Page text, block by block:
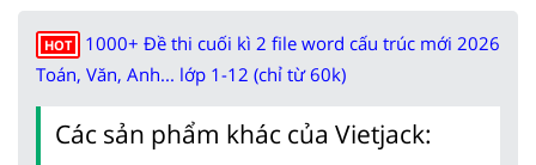
HOT
1000+ Đề thi cuối kì 2 file word cấu trúc mới 2026
Toán, Văn, Anh... lớp 1-12 (chỉ từ 60k)
Các sản phẩm khác của Vietjack: